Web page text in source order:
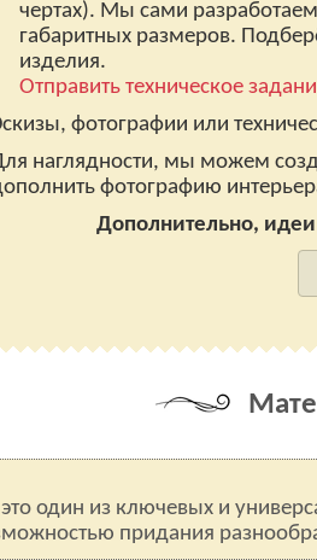
чертах). Мы сами
габаритных размеров.
изделия.
Отправить техническое
фотографии или
наглядности, мы можем
фотографию
Дополнительно,
один из ключевых и
придания